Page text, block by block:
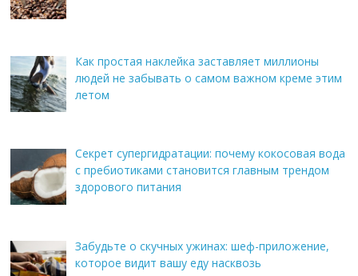
Как простая наклейка заставляет миллионы
людей не забывать о самом важном креме этим
летом
Секрет супергидратации: почему кокосовая вода
с пребиотиками становится главным трендом
здорового питания
Забудьте о скучных ужинах: шеф-приложение,
которое видит вашу еду насквозь